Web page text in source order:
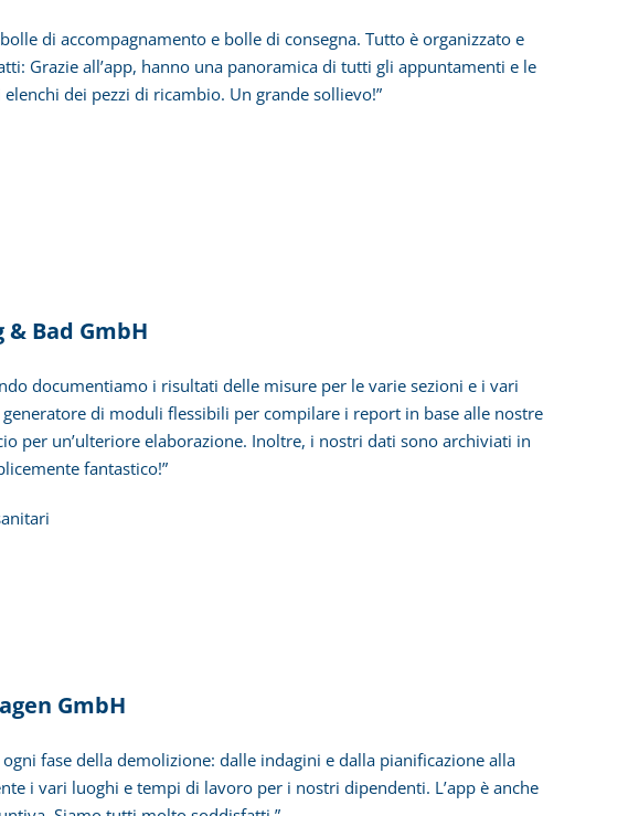
di accompagnamento e bolle di consegna. Tutto è organizzato e
Grazie all’app, hanno una panoramica di tutti gli appuntamenti e le
dei pezzi di ricambio. Un grande sollievo!”
Bad GmbH
documentiamo i risultati delle misure per le varie sezioni e i vari
di moduli flessibili per compilare i report in base alle nostre
per un’ulteriore elaborazione. Inoltre, i nostri dati sono archiviati in
fantastico!”
GmbH
fase della demolizione: dalle indagini e dalla pianificazione alla
i vari luoghi e tempi di lavoro per i nostri dipendenti. L’app è anche